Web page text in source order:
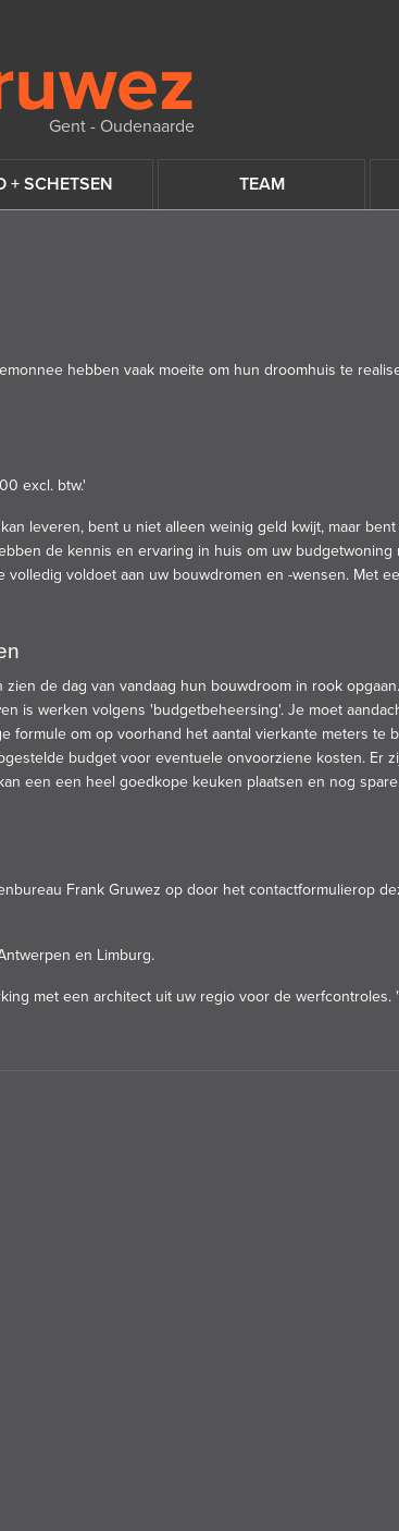
Gent - Oudenaarde
+ SCHETSEN TEAM
hebben vaak moeite om hun droomhuis te
excl. btw.'
leveren, bent u niet alleen weinig geld kwijt, maar
de kennis en ervaring in huis om uw
volledig voldoet aan uw bouwdromen en -wensen. Met
zien de dag van vandaag hun bouwdroom in rook
is werken volgens 'budgetbeheersing'. Je moet
formule om op voorhand het aantal vierkante meters
budget voor eventuele onvoorziene kosten. Er
een een heel goedkope keuken plaatsen en nog
Frank Gruwez op door het contactformulierop
en Limburg.
met een architect uit uw regio voor de werfcontroles.